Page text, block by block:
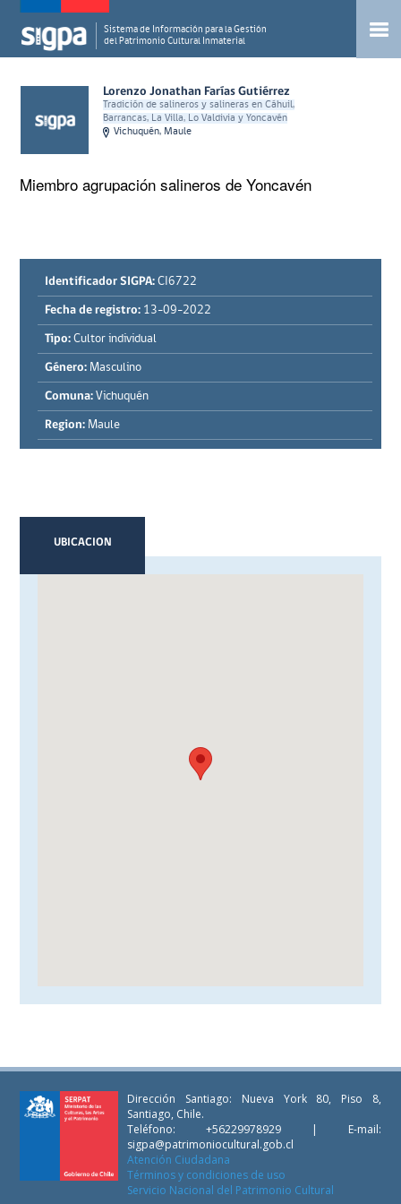
Sistema de Información para la Gestión
del Patrimonio Cultural Inmaterial
Lorenzo Jonathan Farías Gutiérrez
Tradición de salineros y salineras en Cáhuil,
Barrancas, La Villa, Lo Valdivia y Yoncavén
Vichuquén, Maule
Miembro agrupación salineros de Yoncavén
Identificador SIGPA: CI6722
Fecha de registro: 13-09-2022
Tipo: Cultor individual
Género: Masculino
Comuna: Vichuquén
Region: Maule
UBICACION
Dirección Santiago: Nueva York 80, Piso 8,
Santiago, Chile.
Teléfono: +56229978929 | E-mail:
sigpa@patrimoniocultural.gob.cl
Atención Ciudadana
Términos y condiciones de uso
Servicio Nacional del Patrimonio Cultural